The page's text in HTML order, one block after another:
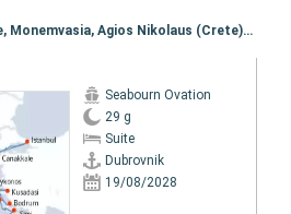
Itinerario : Dubrovnik, Kotor, Brindisi, Corfu, Itea, Gythion, Pireo - Atene, Monemvasia, Agios Nikolaus (Crete), Mykonos, Bodrum, Kusadasi, Istanbul, Canakkale, Volos, Patmos, Simi, Santorini, Pireo - Atene, Gythion, Itea, Corfu, Brindisi, Kotor, Dubrovnik
Seabourn Ovation
29 g
Suite
Dubrovnik
19/08/2028